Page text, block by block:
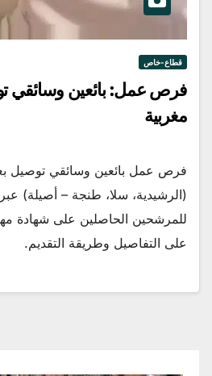
قطاع-خاص
فرص عمل: بائعين وسائقي
مغربية
فرص عمل بائعين وسائقي توصيل
للمرشحين الحاصلين على شهادة
على التفاصيل وطريقة التقديم.